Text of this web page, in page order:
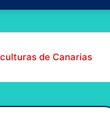
de Canarias